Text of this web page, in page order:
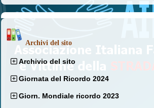
Archivi del sito
Archivio del sito
Giornata del Ricordo 2024
Giorn. Mondiale ricordo 2023